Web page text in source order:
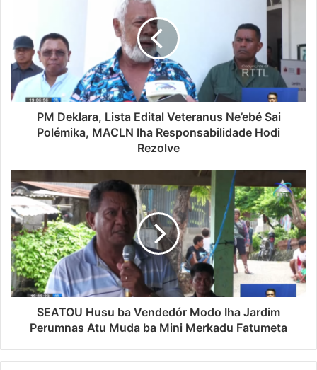
PM Deklara, Lista Edital Veteranus Ne’ebé Sai
Polémika, MACLN Iha Responsabilidade Hodi
Rezolve
SEATOU Husu ba Vendedór Modo Iha Jardim
Perumnas Atu Muda ba Mini Merkadu Fatumeta